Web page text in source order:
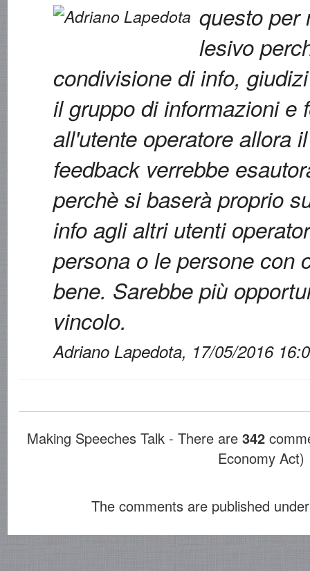
questo per
lesivo
condivisione di info,
il gruppo di informazioni e
all'utente operatore allora
feedback verrebbe
perchè si baserà proprio
info agli altri utenti
persona o le persone con
bene. Sarebbe più
vincolo.
Adriano Lapedota, 17/05/2016
Making Speeches Talk - There are 342
Economy Act)
The comments are published